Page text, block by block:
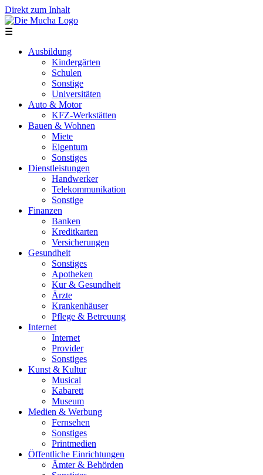
Direkt zum Inhalt
☰
Ausbildung
Kindergärten
Schulen
Sonstige
Universitäten
Auto & Motor
KFZ-Werkstätten
Bauen & Wohnen
Miete
Eigentum
Sonstiges
Dienstleistungen
Handwerker
Telekommunikation
Sonstige
Finanzen
Banken
Kreditkarten
Versicherungen
Gesundheit
Sonstiges
Apotheken
Kur & Gesundheit
Ärzte
Krankenhäuser
Pflege & Betreuung
Internet
Internet
Provider
Sonstiges
Kunst & Kultur
Musical
Kabarett
Museum
Medien & Werbung
Fernsehen
Sonstiges
Printmedien
Öffentliche Einrichtungen
Ämter & Behörden